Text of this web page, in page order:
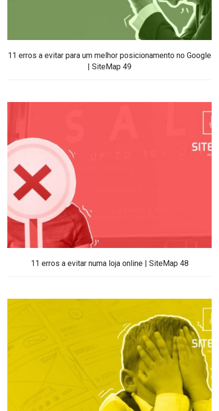
11 erros a evitar para um melhor posicionamento no Google
| SiteMap 49
11 erros a evitar numa loja online | SiteMap 48